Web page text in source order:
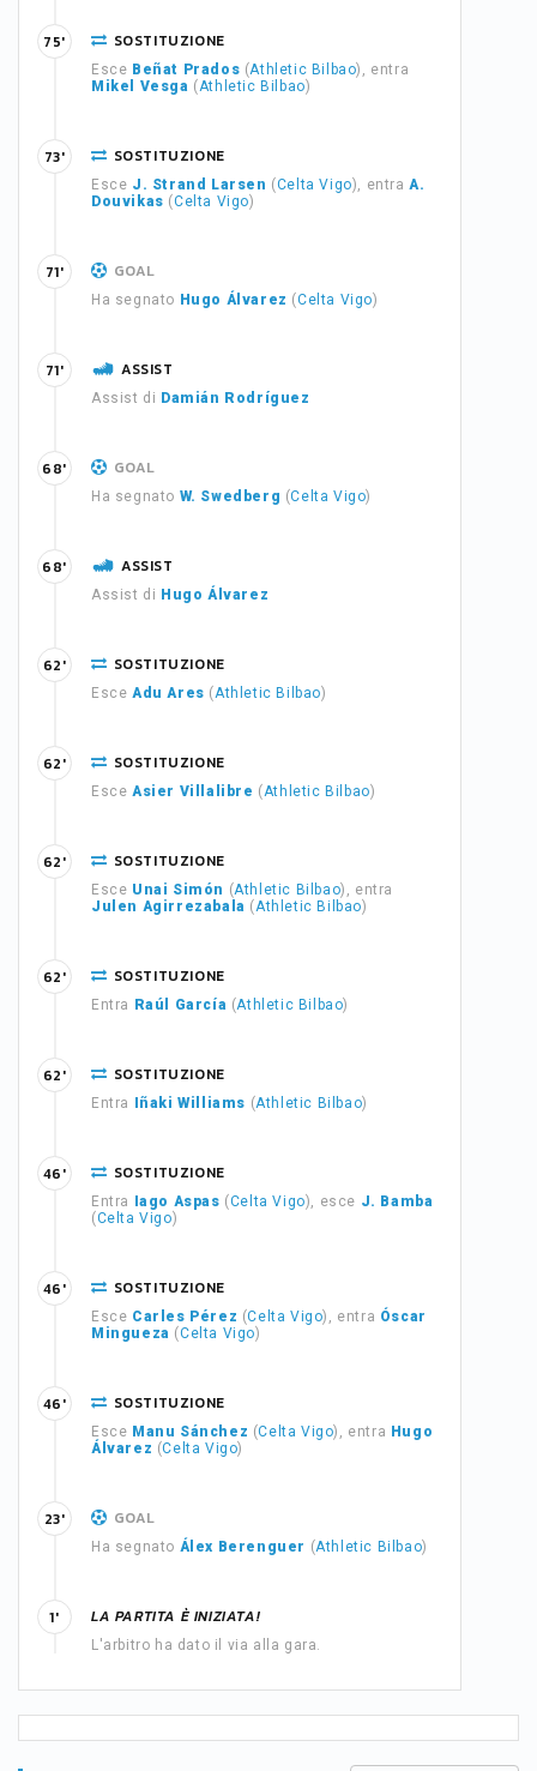
SOSTITUZIONE
Esce Beñat Prados (Athletic Bilbao), entra
Mikel Vesga (Athletic Bilbao)
75'
SOSTITUZIONE
Esce J. Strand Larsen (Celta Vigo), entraA.
Douvikas (Celta Vigo)
73'
GOAL
Ha segnato Hugo Álvarez (Celta Vigo)
71'
ASSIST
Assist di Damián Rodríguez
71'
GOAL
Ha segnato W. Swedberg (Celta Vigo)
68'
ASSIST
Assist di Hugo Álvarez
68'
SOSTITUZIONE
Esce Adu Ares (Athletic Bilbao)
62'
SOSTITUZIONE
Esce Asier Villalibre (Athletic Bilbao)
62'
SOSTITUZIONE
Esce Unai Simón (Athletic Bilbao), entra
Julen Agirrezabala (Athletic Bilbao)
62'
SOSTITUZIONE
Entra Raúl García (Athletic Bilbao)
62'
SOSTITUZIONE
Entra Iñaki Williams (Athletic Bilbao)
62'
SOSTITUZIONE
Entra Iago Aspas (Celta Vigo), esce J. Bamba
(Celta Vigo)
46'
SOSTITUZIONE
Esce Carles Pérez (Celta Vigo), entra Óscar
Mingueza (Celta Vigo)
46'
SOSTITUZIONE
Esce Manu Sánchez (Celta Vigo), entra Hugo
Álvarez (Celta Vigo)
46'
GOAL
Ha segnato Álex Berenguer (Athletic Bilbao)
23'
LA PARTITA È INIZIATA!
L'arbitro ha dato il via alla gara.
1'